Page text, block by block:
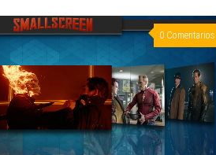
0 Comentarios